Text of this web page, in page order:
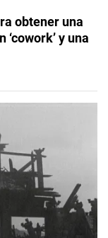
obtener una
y una